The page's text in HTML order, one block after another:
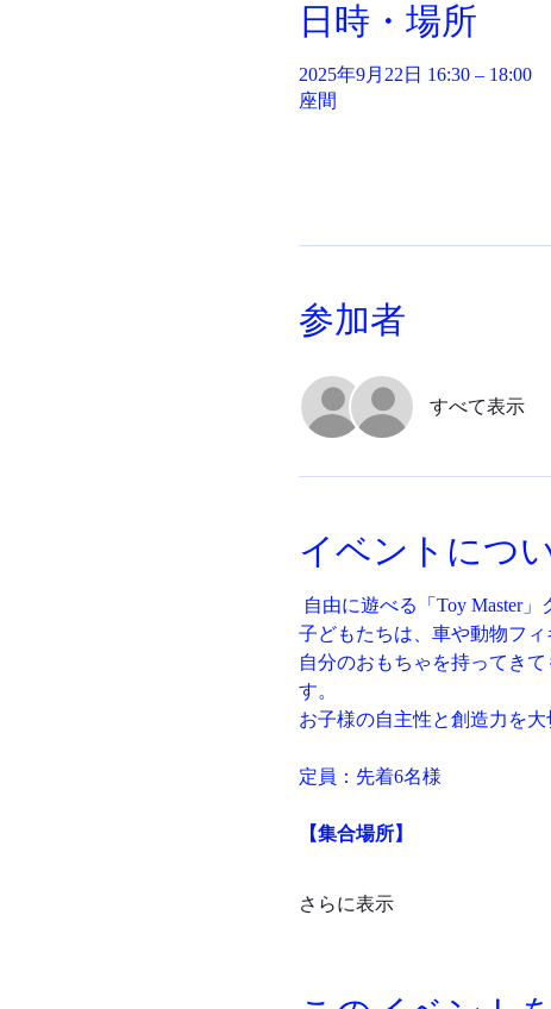
日時・場所
2025年9月22日 16:30 – 18:00
座間
参加者
すべて表示
イベントにつ
自由に遊べる「Toy Master」
子どもたちは、車や動物フ
自分のおもちゃを持ってき
す。
お子様の自主性と創造力を
定員：先着6名様
【集合場所】
さらに表示